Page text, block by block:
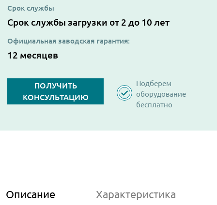
Срок службы
Срок службы загрузки от 2 до 10 лет
Официальная заводская гарантия:
12 месяцев
ПОЛУЧИТЬ
КОНСУЛЬТАЦИЮ
Подберем
оборудование
бесплатно
Описание Характеристика